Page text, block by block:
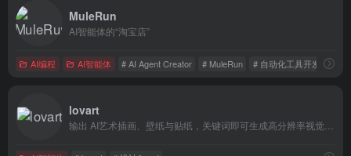
MuleRun
AI智能体的“淘宝店”
AI编程 AI智能体 # AI Agent Creator # MuleRun # 自动化工具开发者
lovart